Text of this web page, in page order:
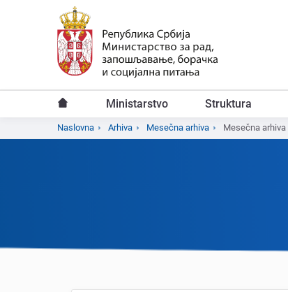
Glavni
Ministarstvo Struktura
Naslovna Arhiva Mesečna arhiva Mesečna arhiva